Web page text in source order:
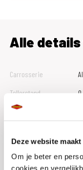
Deze website
Om je beter en
cookies en
Alle details
Carrosserie
Tellerstand
0
Btw Marge
Conditie